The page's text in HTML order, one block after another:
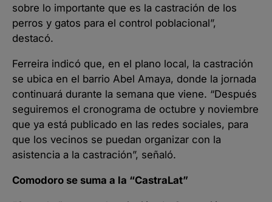
sobre lo importante que es la castración de los
perros y gatos para el control poblacional”,
destacó.
Ferreira indicó que, en el plano local, la castración
se ubica en el barrio Abel Amaya, donde la jornada
continuará durante la semana que viene. “Después
seguiremos el cronograma de octubre y noviembre
que ya está publicado en las redes sociales, para
que los vecinos se puedan organizar con la
asistencia a la castración”, señaló.
Comodoro se suma a la “CastraLat”